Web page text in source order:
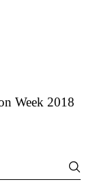
Week 2018